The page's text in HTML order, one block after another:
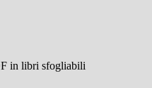
in libri sfogliabili